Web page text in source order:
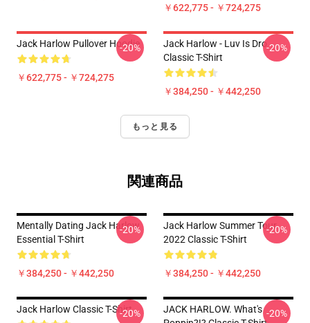
￥622,775 - ￥724,275
Jack Harlow Pullover Hoodie
￥622,775 - ￥724,275
-20%
Jack Harlow - Luv Is Dro
Classic T-Shirt
￥384,250 - ￥442,250
-20%
もっと見る
関連商品
Mentally Dating Jack Harlow
Essential T-Shirt
￥384,250 - ￥442,250
-20%
Jack Harlow Summer Tour
2022 Classic T-Shirt
￥384,250 - ￥442,250
-20%
Jack Harlow Classic T-Shirt
-20%
JACK HARLOW. What's -20%